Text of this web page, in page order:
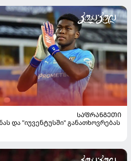
ᲡᲐᲤᲠᲐᲜᲒᲔᲗᲘ
და "იუვენტუსში" განათხოვრებას